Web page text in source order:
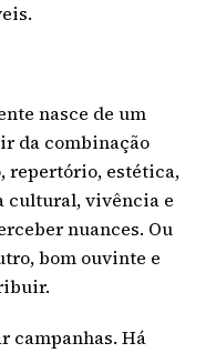
nasce de um
da combinação
repertório, estética,
cultural, vivência e
nuances. Ou
bom ouvinte e
campanhas. Há